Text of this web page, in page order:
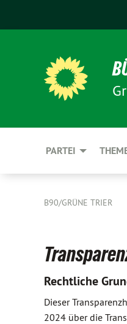
PARTEI
B90/GRÜNE TRIER
Rechtliche
Dieser
2024 über die